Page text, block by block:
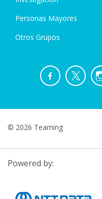
Personas Mayores
Otros Grupos
© 2026 Teaming
Powered by: